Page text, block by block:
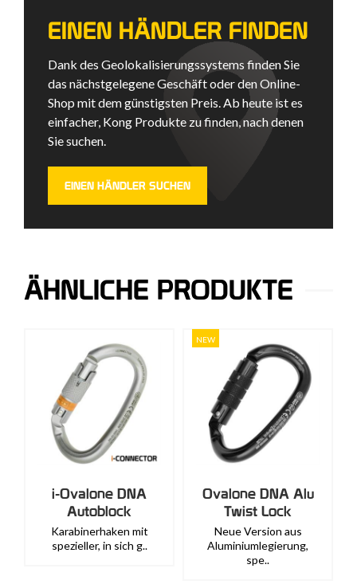
EINEN HÄNDLER FINDEN
Dank des Geolokalisierungssystems finden Sie
das nächstgelegene Geschäft oder den Online-
Shop mit dem günstigsten Preis. Ab heute ist es
einfacher, Kong Produkte zu finden, nach denen
Sie suchen.
EINEN HÄNDLER SUCHEN
ÄHNLICHE PRODUKTE
i-Ovalone DNA
Autoblock
Karabinerhaken mit
spezieller, in sich g..
NEW
Ovalone DNA Alu
Twist Lock
Neue Version aus
Aluminiumlegierung,
spe..